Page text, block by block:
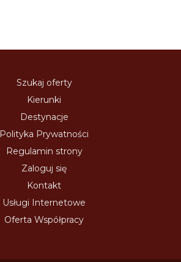
Szukaj oferty
Kierunki
Destynacje
Polityka Prywatności
Regulamin strony
Zaloguj się
Kontakt
Usługi Internetowe
Oferta Współpracy